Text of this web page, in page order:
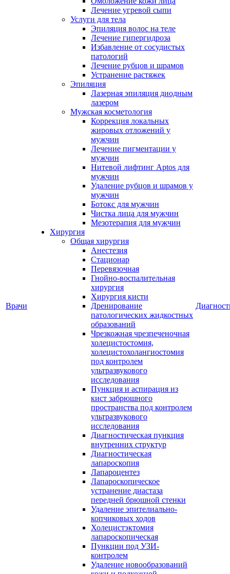
Врачи
Лечение угревой сыпи
Услуги для тела
Эпиляция волос на теле
Лечение гипергидроза
Избавление от сосудистых
патологий
Лечение рубцов и шрамов
Устранение растяжек
Эпиляция
Лазерная эпиляция диодным
лазером
Мужская косметология
Коррекция локальных
жировых отложений у
мужчин
Лечение пигментации у
мужчин
Нитевой лифтинг Aptos для
мужчин
Удаление рубцов и шрамов у
мужчин
Ботокс для мужчин
Чистка лица для мужчин
Мезотерапия для мужчин
Хирургия
Общая хирургия
Анестезия
Стационар
Перевязочная
Гнойно-воспалительная
хирургия
Хирургия кисти
Дренирование
патологических жидкостных
образований
Чрезкожная чрезпеченочная
холецистостомия,
холецистохолангиостомия
под контролем
ультразвукового
исследования
Пункция и аспирация из
кист забрюшного
пространства под контролем
ультразвукового
исследования
Диагностическая пункция
внутренних структур
Диагностическая
лапароскопия
Лапароцентез
Лапароскопическое
устранение диастаза
передней брюшной стенки
Удаление эпителиально-
копчиковых ходов
Холецистэктомия
лапароскопическая
Пункции под УЗИ-
контролем
Удаление новообразований